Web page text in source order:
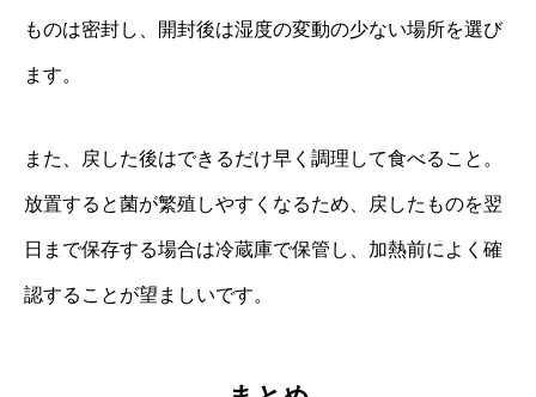
ものは密封し、開封後は湿度の変動の少ない場所を選び
ます。
また、戻した後はできるだけ早く調理して食べること。
放置すると菌が繁殖しやすくなるため、戻したものを翌
日まで保存する場合は冷蔵庫で保管し、加熱前によく確
認することが望ましいです。